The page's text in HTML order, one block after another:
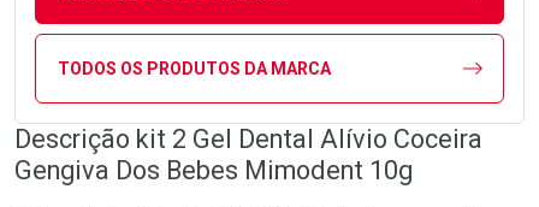
TODOS OS PRODUTOS DA MARCA
Descrição kit 2 Gel Dental Alívio Coceira
Gengiva Dos Bebes Mimodent 10g